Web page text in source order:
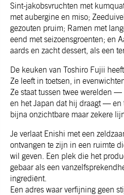
Sint-jakobsvruchten met
met aubergine en miso;
gezouten pruim; Ramen met
eend met seizoensgroenten; en
aards en zacht dessert, als een
De keuken van Toshiro Fujii
Ze leeft in toetsen, in
Ze staat tussen twee werelden
en het Japan dat hij draagt — en
bijna onzichtbare maar zekere
Je verlaat Enishi met een
ontvangen te zijn in een ruimte
wil geven. Een plek die het
gebaar als een
ingrediënt.
Een adres waar verfijning geen